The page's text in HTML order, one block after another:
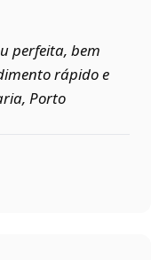
perfeita, bem
rápido e
Porto